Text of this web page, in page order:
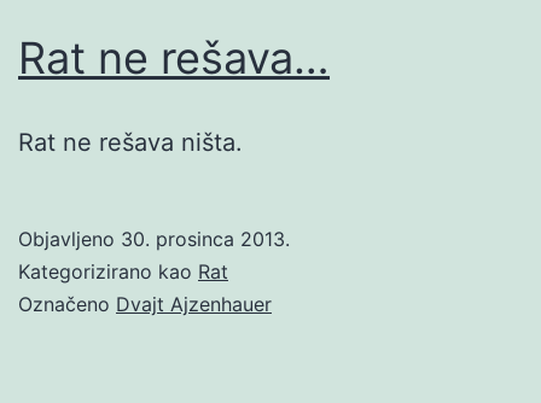
Rat ne rešava…
Rat ne rešava ništa.
Objavljeno 30. prosinca 2013.
Kategorizirano kao Rat
Označeno Dvajt Ajzenhauer